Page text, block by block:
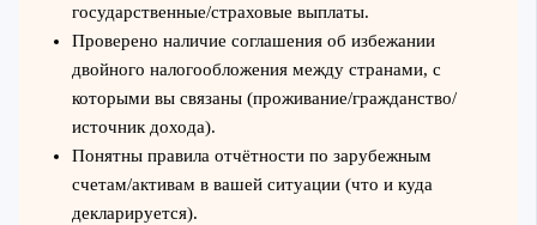
государственные/страховые выплаты.
Проверено наличие соглашения об избежании
двойного налогообложения между странами, с
которыми вы связаны (проживание/гражданство/
источник дохода).
Понятны правила отчётности по зарубежным
счетам/активам в вашей ситуации (что и куда
декларируется).